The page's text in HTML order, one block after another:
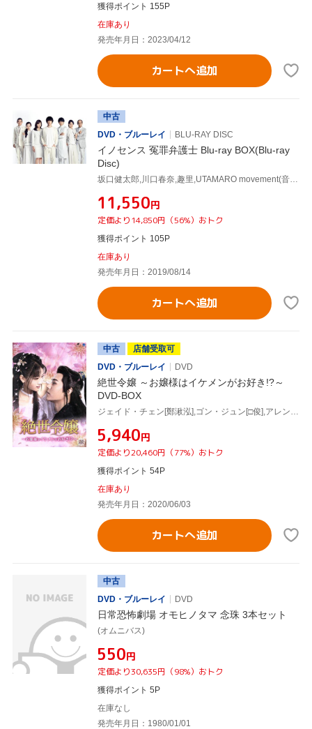
獲得ポイント 155P
在庫あり
発売年月日：2023/04/12
カートへ追加
中古
DVD・ブルーレイ
BLU-RAY DISC
イノセンス 冤罪弁護士 Blu-ray BOX(Blu-ray
Disc)
坂口健太郎,川口春奈,趣里,UTAMARO movement(音楽)
¥11,550円
定価より14,850円（56%）おトク
獲得ポイント 105P
在庫あり
発売年月日：2019/08/14
カートへ追加
中古
店舗受取可
DVD・ブルーレイ
DVD
絶世令嬢 ～お嬢様はイケメンがお好き!?～
DVD-BOX
¥5,940円
定価より20,460円（77%）おトク
獲得ポイント 54P
在庫あり
発売年月日：2020/06/03
カートへ追加
中古
DVD・ブルーレイ
DVD
日常恐怖劇場 オモヒノタマ 念珠 3本セット
(オムニバス)
¥550円
定価より30,635円（98%）おトク
獲得ポイント 5P
在庫なし
発売年月日：1980/01/01